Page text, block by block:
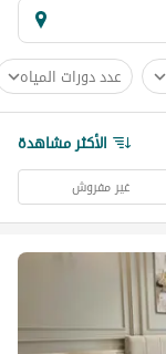
عدد دورات المياه
الأكثر مشاهدة
غير مفروش